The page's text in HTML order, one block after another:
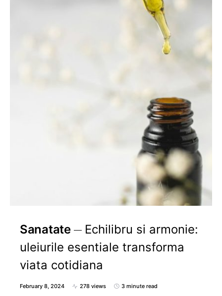
Sanatate
Echilibru si armonie:
uleiurile esentiale transforma
viata cotidiana
February 8, 2024 278 views 3 minute read